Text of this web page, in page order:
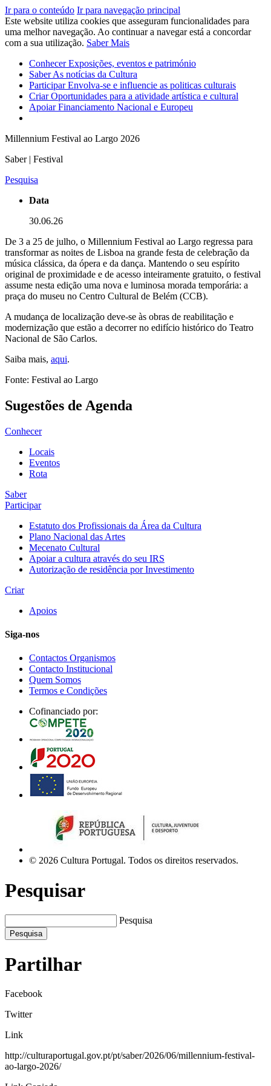
Ir para o conteúdo Ir para navegação principal
Este website utiliza cookies que asseguram funcionalidades para
uma melhor navegação. Ao continuar a navegar está a concordar
com a sua utilização. Saber Mais
ConhecerExposições, eventos e património
SaberAs notícias da Cultura
ParticiparEnvolva-se e influencie as politicas culturais
CriarOportunidades para a atividade artística e cultural
ApoiarFinanciamento Nacional e Europeu
Millennium Festival ao Largo 2026
Saber | Festival
Pesquisa
Data
30.06.26
De 3 a 25 de julho, o Millennium Festival ao Largo regressa para
transformar as noites de Lisboa na grande festa de celebração da
música clássica, da ópera e da dança. Mantendo o seu espírito
original de proximidade e de acesso inteiramente gratuito, o festival
assume nesta edição uma nova e luminosa morada temporária: a
praça do museu no Centro Cultural de Belém (CCB).
A mudança de localização deve-se às obras de reabilitação e
modernização que estão a decorrer no edifício histórico do Teatro
Nacional de São Carlos.
Saiba mais, aqui.
Fonte: Festival ao Largo
Sugestões de Agenda
Conhecer
Locais
Eventos
Rota
Saber
Participar
Estatuto dos Profissionais da Área da Cultura
Plano Nacional das Artes
Mecenato Cultural
Apoiar a cultura através do seu IRS
Autorização de residência por Investimento
Criar
Apoios
Siga-nos
Contactos Organismos
Contacto Institucional
Quem Somos
Termos e Condições
Cofinanciado por:
© 2026 Cultura Portugal. Todos os direitos reservados.
Pesquisar
Pesquisa
Pesquisa
Partilhar
Facebook
Twitter
Link
http://culturaportugal.gov.pt/pt/saber/2026/06/millennium-festival-
ao-largo-2026/